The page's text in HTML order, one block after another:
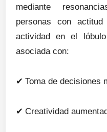
mediante
personas con
actividad en el
asociada con:
✔Toma de decisiones
✔Creatividad